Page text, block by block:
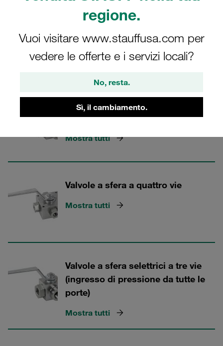
regione.
Vuoi visitare www.stauffusa.com per
vedere le offerte e i servizi locali?
No, resta.
Sì, il cambiamento.
Valvole STAUFF
Valvole a sfera con selettore a tre
vie
Mostra tutti
Valvole a sfera a quattro vie
Mostra tutti
Valvole a sfera selettrici a tre vie
(ingresso di pressione da tutte le
porte)
Mostra tutti